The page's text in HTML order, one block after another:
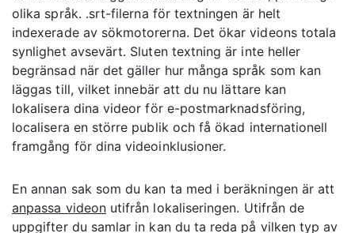
olika språk. .srt-filerna för textningen är helt
indexerade av sökmotorerna. Det ökar videons totala
synlighet avsevärt. Sluten textning är inte heller
begränsad när det gäller hur många språk som kan
läggas till, vilket innebär att du nu lättare kan
lokalisera dina videor för e-postmarknadsföring,
localisera en större publik och få ökad internationell
framgång för dina videoinklusioner.
En annan sak som du kan ta med i beräkningen är att
anpassa videonutifrån lokaliseringen. Utifrån de
uppgifter du samlar in kan du ta reda på vilken typ av